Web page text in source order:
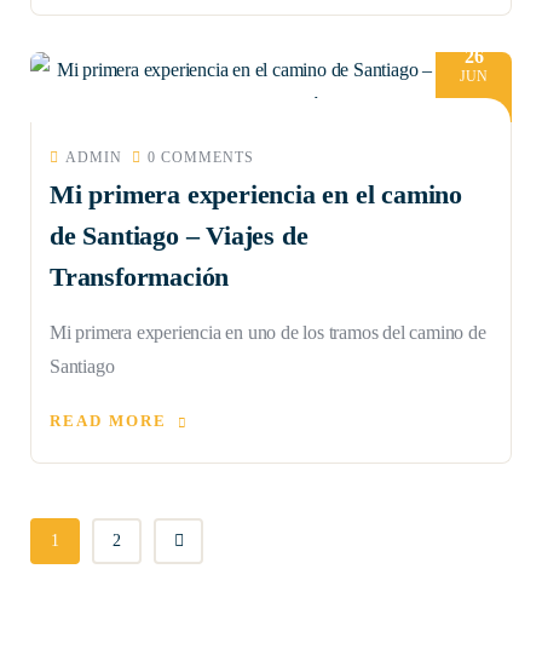
26
JUN
ADMIN 0 COMMENTS
Mi primera experiencia en el camino
de Santiago – Viajes de
Transformación
Mi primera experiencia en uno de los tramos del camino de
Santiago
READ MORE
1 2